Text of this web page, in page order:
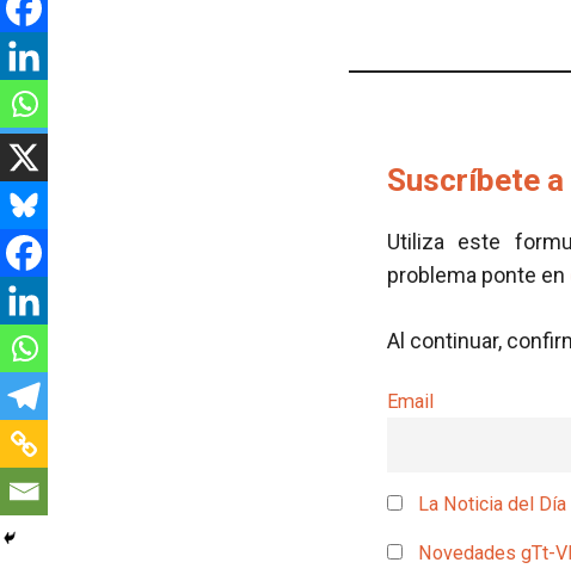
Suscríbete
Utiliza este
problema ponte en
Al continuar,
Email
La Noticia del Día
Novedades gTt-